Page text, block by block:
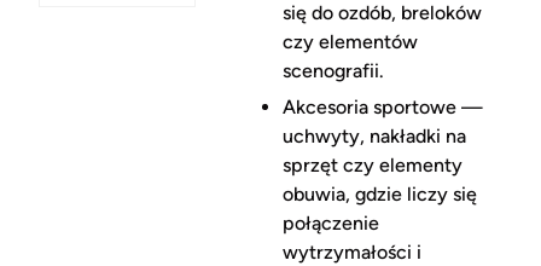
się do ozdób, breloków
czy elementów
scenografii.
Akcesoria sportowe —
uchwyty, nakładki na
sprzęt czy elementy
obuwia, gdzie liczy się
połączenie
wytrzymałości i